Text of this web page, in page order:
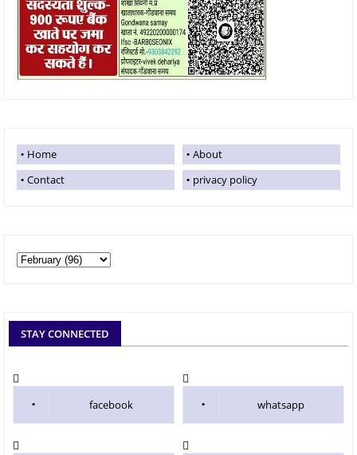
Home
About
Contact
privacy policy
STAY CONNECTED
facebook whatsapp